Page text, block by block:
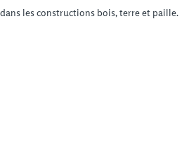
les constructions bois, terre et paille.